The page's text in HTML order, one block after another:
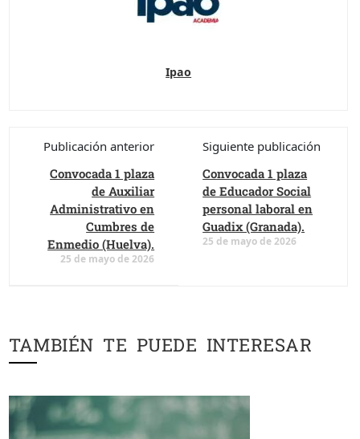
Ipao
Publicación anterior
Convocada 1 plaza
de Auxiliar
Administrativo en
Cumbres de
Enmedio (Huelva).
25 de mayo de 2026
Siguiente publicación
Convocada 1 plaza
de Educador Social
personal laboral en
Guadix (Granada).
25 de mayo de 2026
TAMBIÉN TE PUEDE INTERESAR